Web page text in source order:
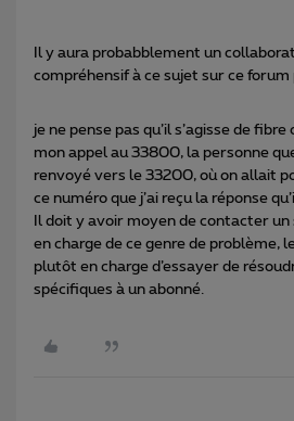
Il y aura probabblement un
compréhensif à ce sujet sur ce forum
je ne pense pas qu’il s’agisse de
mon appel au 33800, la personne
renvoyé vers le 33200, où on allait
ce numéro que j’ai reçu la réponse
Il doit y avoir moyen de contacter un
en charge de ce genre de problème,
plutôt en charge d’essayer de
spécifiques à un abonné.